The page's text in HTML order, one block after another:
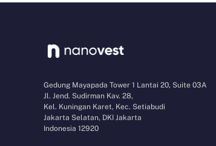
Gedung Mayapada Tower 1 Lantai 20, Suite 03A
Jl. Jend. Sudirman Kav. 28,
Kel. Kuningan Karet, Kec. Setiabudi
Jakarta Selatan, DKI Jakarta
Indonesia 12920